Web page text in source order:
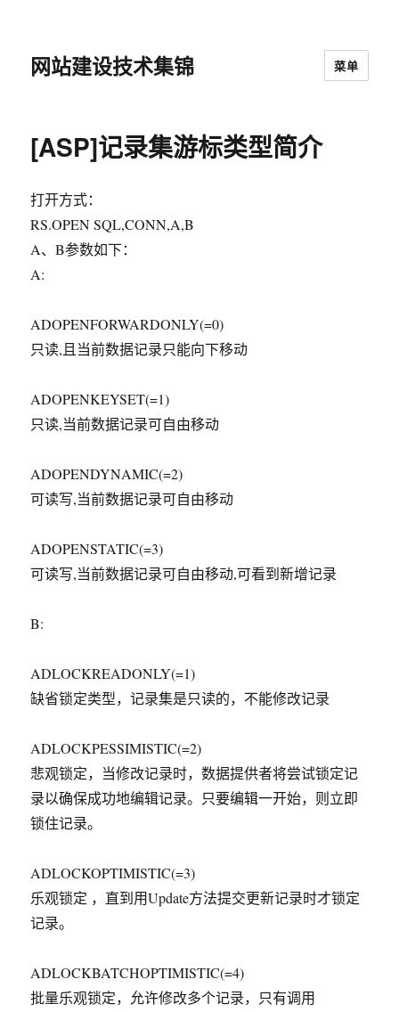
网站建设技术集锦 菜单
[ASP]记录集游标类型简介
打开方式：
RS.OPEN SQL,CONN,A,B
A、B参数如下：
A:
ADOPENFORWARDONLY(=0)
只读,且当前数据记录只能向下移动
ADOPENKEYSET(=1)
只读,当前数据记录可自由移动
ADOPENDYNAMIC(=2)
可读写,当前数据记录可自由移动
ADOPENSTATIC(=3)
可读写,当前数据记录可自由移动,可看到新增记录
B:
ADLOCKREADONLY(=1)
缺省锁定类型，记录集是只读的，不能修改记录
ADLOCKPESSIMISTIC(=2)
悲观锁定，当修改记录时，数据提供者将尝试锁定记
录以确保成功地编辑记录。只要编辑一开始，则立即
锁住记录。
ADLOCKOPTIMISTIC(=3)
乐观锁定 ，直到用Update方法提交更新记录时才锁定
记录。
ADLOCKBATCHOPTIMISTIC(=4)
批量乐观锁定，允许修改多个记录，只有调用